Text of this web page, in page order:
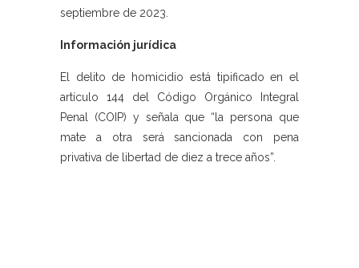
septiembre de 2023.
Información jurídica
El delito de homicidio está tipificado en el
artículo 144 del Código Orgánico Integral
Penal (COIP) y señala que “la persona que
mate a otra será sancionada con pena
privativa de libertad de diez a trece años”.